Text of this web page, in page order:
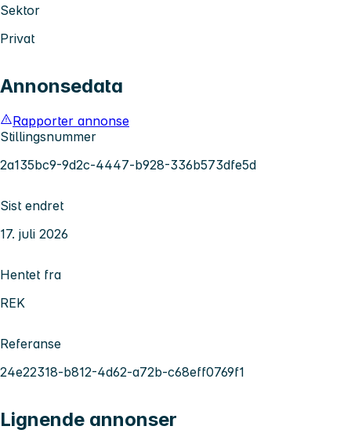
Sektor
Privat
Annonsedata
Rapporter annonse
Stillingsnummer
2a135bc9-9d2c-4447-b928-336b573dfe5d
Sist endret
17. juli 2026
Hentet fra
REK
Referanse
24e22318-b812-4d62-a72b-c68eff0769f1
Lignende annonser